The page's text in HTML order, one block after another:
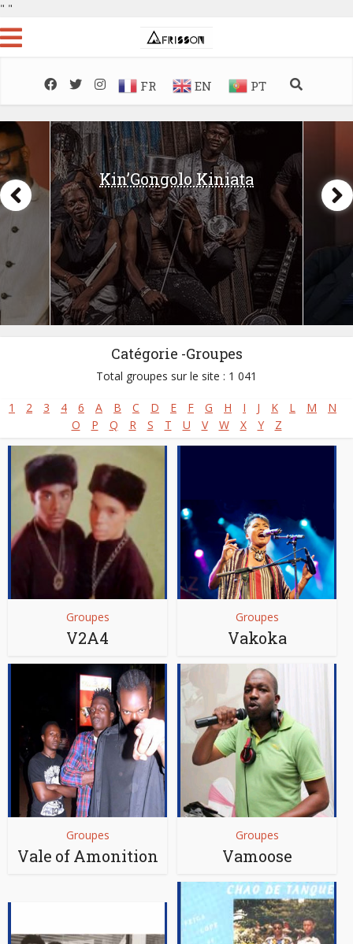
" "
FR EN PT
Kin’Gongolo Kiniata
Catégorie -Groupes
Total groupes sur le site : 1 041
1 2 3 4 6 A B C D E F G H I J K L M
N
O
P Q R S T U V W X Y Z
Groupes
V2A4
Groupes
Vakoka
Groupes
Vale of Amonition
Groupes
Vamoose